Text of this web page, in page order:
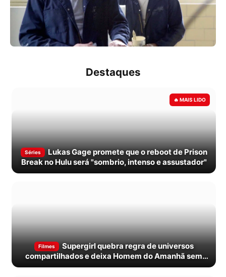
Destaques
Séries
Lukas Gage promete que o reboot de Prison
Break no Hulu será "sombrio, intenso e assustador"
Filmes
Supergirl quebra regra de universos
compartilhados e deixa Homem do Amanhã sem
nenhuma pista